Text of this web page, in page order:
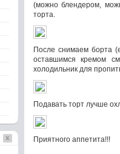
(можно блендером,
торта.
После снимаем борта
оставшимся кремом
холодильник для
Подавать торт лучше
Приятного аппетита!!!